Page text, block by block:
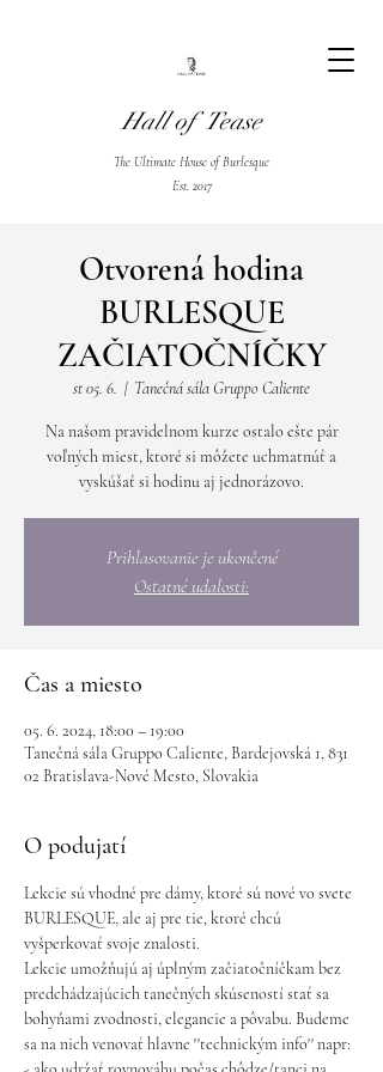
Hall of Tease
The Ultimate House of Burlesque
Est. 2017
Otvorená hodina
BURLESQUE
ZAČIATOČNÍČKY
st 05. 6.
  |
Tanečná sála Gruppo Caliente
Na našom pravidelnom kurze ostalo ešte pár
voľných miest, ktoré si môžete uchmatnúť a
vyskúšať si hodinu aj jednorázovo.
Prihlasovanie je ukončené
Ostatné udalosti:
Čas a miesto
05. 6. 2024, 18:00 – 19:00
Tanečná sála Gruppo Caliente, Bardejovská 1, 831
02 Bratislava-Nové Mesto, Slovakia
O podujatí
Lekcie sú vhodné pre dámy, ktoré sú nové vo svete
BURLESQUE, ale aj pre tie, ktoré chcú
vyšperkovať svoje znalosti.
Lekcie umožňujú aj úplným začiatočníčkam bez
predchádzajúcich tanečných skúseností stať sa
bohyňami zvodnosti, elegancie a pôvabu. Budeme
sa na nich venovať hlavne ''technickým info'' napr: